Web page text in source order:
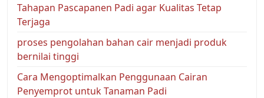
Tahapan Pascapanen Padi agar Kualitas Tetap
Terjaga
proses pengolahan bahan cair menjadi produk
bernilai tinggi
Cara Mengoptimalkan Penggunaan Cairan
Penyemprot untuk Tanaman Padi